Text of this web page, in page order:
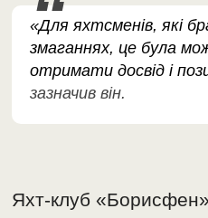
«Для яхтсменів, які
змаганнях, це була
отримати досвід і
зазначив він.
Яхт-клуб